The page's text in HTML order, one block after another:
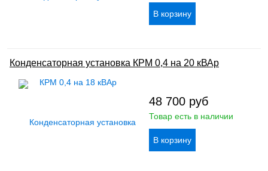
Конденсаторная установка КРМ 0,4 на 20 кВАр
48 700 руб
Товар есть в наличии